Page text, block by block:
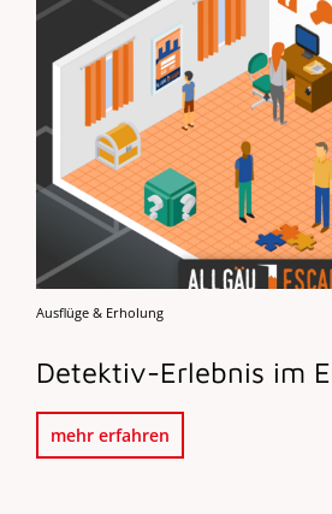
Ausflüge & Erholung
Detektiv-Erlebnis im
mehr erfahren